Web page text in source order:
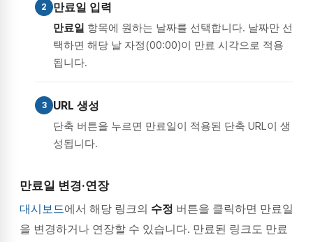
2 만료일 입력
만료일 항목에 원하는 날짜를 선택합니다. 날짜만 선
택하면 해당 날 자정(00:00)이 만료 시각으로 적용
됩니다.
3 URL 생성
단축 버튼을 누르면 만료일이 적용된 단축 URL이 생
성됩니다.
만료일 변경·연장
대시보드에서 해당 링크의 수정 버튼을 클릭하면 만료일
을 변경하거나 연장할 수 있습니다. 만료된 링크도 만료